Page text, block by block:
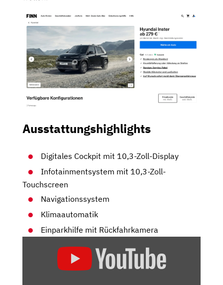
Ausstattungshighlights
Digitales Cockpit mit 10,3-Zoll-Display
Infotainmentsystem mit 10,3-Zoll-
Touchscreen
Navigationssystem
Klimaautomatik
Einparkhilfe mit Rückfahrkamera
HYUNDAI